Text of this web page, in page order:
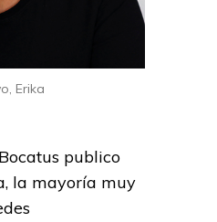
Erika
publico
la mayoría muy